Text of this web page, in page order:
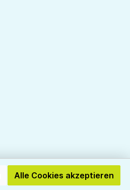
Alle Cookies akzeptieren